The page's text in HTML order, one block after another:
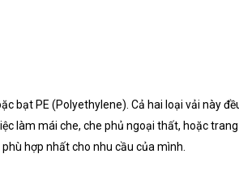
bạt PE (Polyethylene). Cả hai loại vải này
làm mái che, che phủ ngoại thất, hoặc
hợp nhất cho nhu cầu của mình.